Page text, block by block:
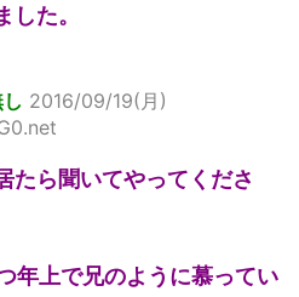
た。
2016/09/19(月)
たら聞いてやってくださ
年上で兄のように慕ってい